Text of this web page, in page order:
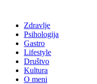
Zdravlje
Psihologija
Gastro
Lifestyle
Društvo
Kultura
O meni